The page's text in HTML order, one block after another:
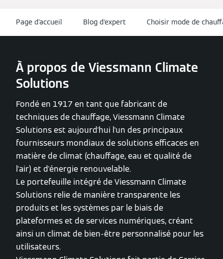
Page d'accueil Blog d'expert Choisir mode de
À propos de Viessmann Climate
Solutions
Fondé en 1917 en tant que fabricant de
techniques de chauffage, Viessmann Climate
Solutions est aujourd'hui l'un des principaux
fournisseurs mondiaux de solutions efficaces en
matière de climat (chauffage, eau et qualité de
l'air) et d'énergie renouvelable.
Le portefeuille intégré de Viessmann Climate
Solutions relie de manière transparente les
produits et les systèmes par le biais de
plateformes et de services numériques, créant
ainsi un climat de bien-être personnalisé pour les
utilisateurs.